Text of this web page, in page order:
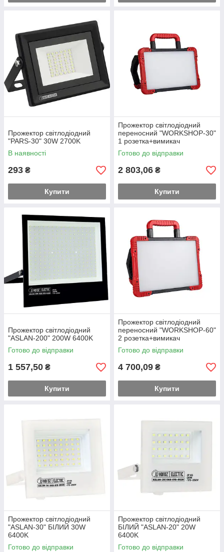
Прожектор світлодіодний
"PARS-30" 30W 2700K
В наявності
293 ₴
Купити
Прожектор світлодіодний
переносний "WORKSHOP-30"
1 розетка+вимикач
Готово до відправки
2 803,06 ₴
Купити
Прожектор світлодіодний
"ASLAN-200" 200W 6400K
Готово до відправки
1 557,50 ₴
Купити
Прожектор світлодіодний
переносний "WORKSHOP-60"
2 розетка+вимикач
Готово до відправки
4 700,09 ₴
Купити
Прожектор світлодіодний
"ASLAN-30" БІЛИЙ 30W
6400K
Готово до відправки
Прожектор світлодіодний
БІЛИЙ "ASLAN-20" 20W
6400K
Готово до відправки